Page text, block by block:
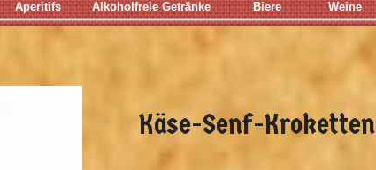
Aperitifs Alkoholfreie Getränke Biere Weine
Käse-Senf-Kroketten